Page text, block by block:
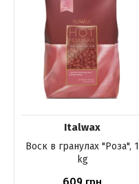
Italwax
Воск в гранулах "Роза", 1
kg